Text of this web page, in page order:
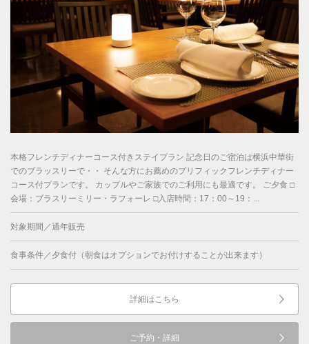
本格フレンチディナーコース付きステイプラン 記念日のご宿泊は横浜中華街
でのブラッスリーで・・ そんな方にお薦めのプリフィックフレンチディナー
コース付プランです。 カップルやご家族でのご利用にも最適です。 ご夕食 □
会場：ブラスリーミリー・ラフォーレ □入店時間：17：00～19：...
対象期間／通年販売
食事条件／夕食付（朝食はオプションでお付けすることが出来ます）
詳細はこちら
ご予約・詳細